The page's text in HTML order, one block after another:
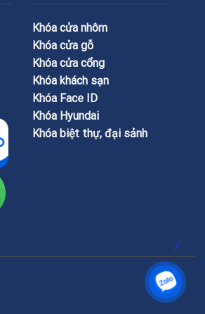
Khóa cửa nhôm
Khóa cửa gỗ
Khóa cửa cổng
Khóa khách sạn
Khóa Face ID
Khóa Hyundai
Khóa biệt thự, đại sảnh